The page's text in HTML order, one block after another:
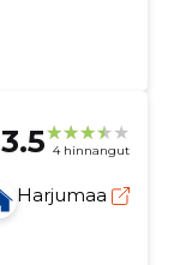
3.5 4 hinnangut
Harjumaa